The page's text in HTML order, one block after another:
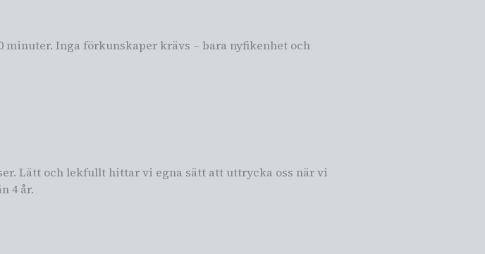
Inga förkunskaper krävs – bara nyfikenhet och
Lätt och lekfullt hittar vi egna sätt att uttrycka oss när vi
4 år.